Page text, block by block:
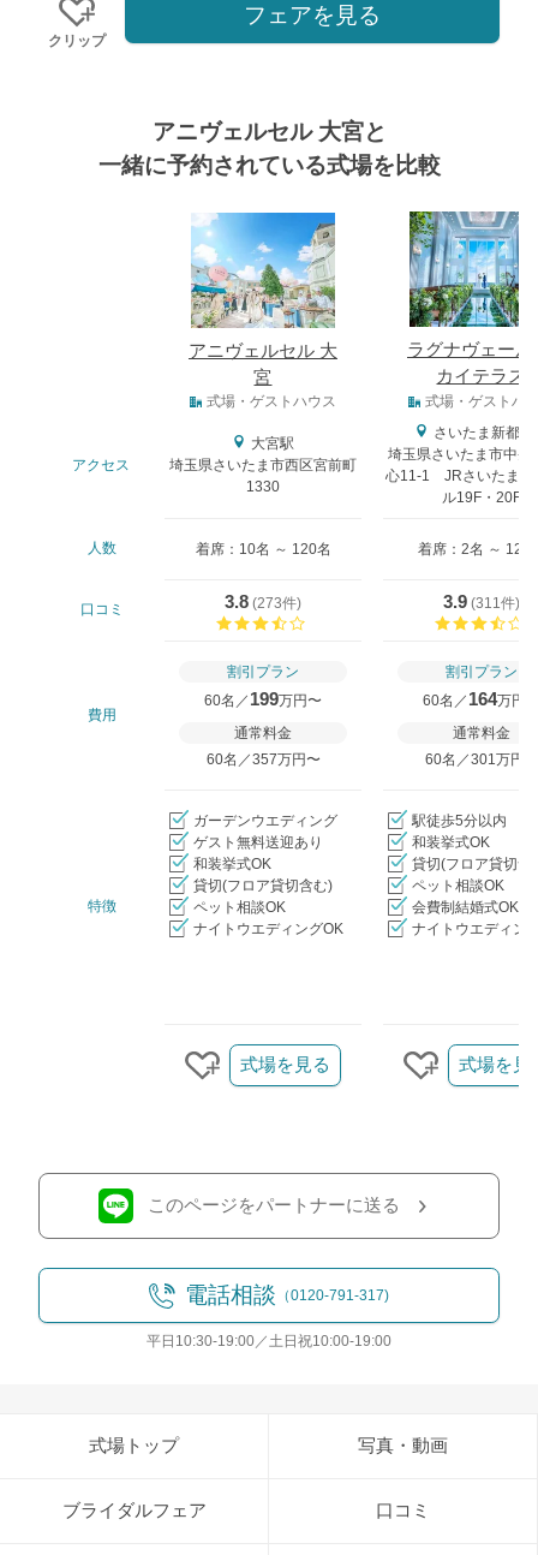
クリップ
フェアを見る
アニヴェルセル 大宮と
一緒に予約されている式場を比較
アニヴェルセル 大
宮
ラグナヴェール
カイテラス
式場・ゲストハウス 式場・ゲストハ
アクセス
大宮駅
埼玉県さいたま市西区宮前町
1330
さいたま新都心
埼玉県さいたま市中央
心11-1 JRさいたま新
ル19F・20F
人数 着席：10名 ～ 120名 着席：2名 ～ 120
口コミ 3.8 (273件)
3.9 (311件)
費用
割引プラン
60名／ 199万円〜
通常料金
60名／357万円〜
割引プラン
60名／ 164万円
通常料金
60名／301万円〜
特徴
ガーデンウエディング
ゲスト無料送迎あり
和装挙式OK
貸切(フロア貸切含む)
ペット相談OK
ナイトウエディングOK
駅徒歩5分以内
和装挙式OK
貸切(フロア貸切含
ペット相談OK
会費制結婚式OK
ナイトウエディン
クリップする
式場を見る
クリップす
式場を見
このページをパートナーに送る
電話相談 （0120-791-317)
平日10:30-19:00／土日祝10:00-19:00
式場トップ 写真・動画
ブライダルフェア 口コミ